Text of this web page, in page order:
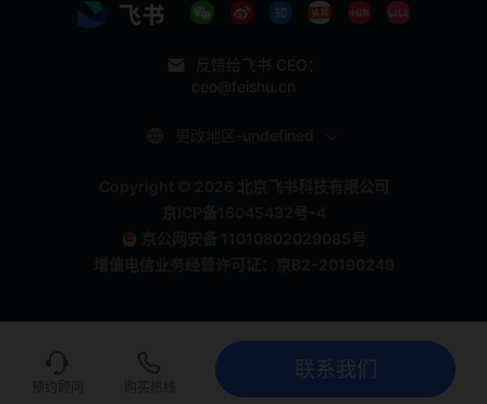
反馈给飞书 CEO：
ceo@feishu.cn
联系我们
预约顾问 购买热线
联系我们